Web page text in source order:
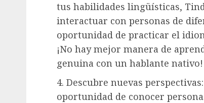
tus habilidades lingüísticas,
interactuar con personas de
oportunidad de practicar el
¡No hay mejor manera de
genuina con un hablante nativo!
4. Descubre nuevas
oportunidad de conocer